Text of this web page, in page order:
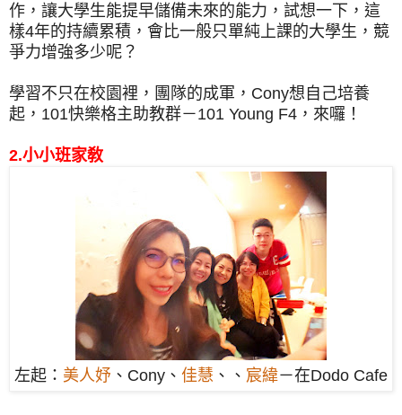
作，讓大學生能提早儲備未來的能力，試想一下，這
樣4年的持續累積，會比一般只單純上課的大學生，競
爭力增強多少呢？
學習不只在校園裡，團隊的成軍，Cony想自己培養
起，101快樂格主助教群－101 Young F4，來囉！
2.小小班家敎
左起： 美人妤 、Cony、 佳慧 、、 宸緯－在Dodo Cafe